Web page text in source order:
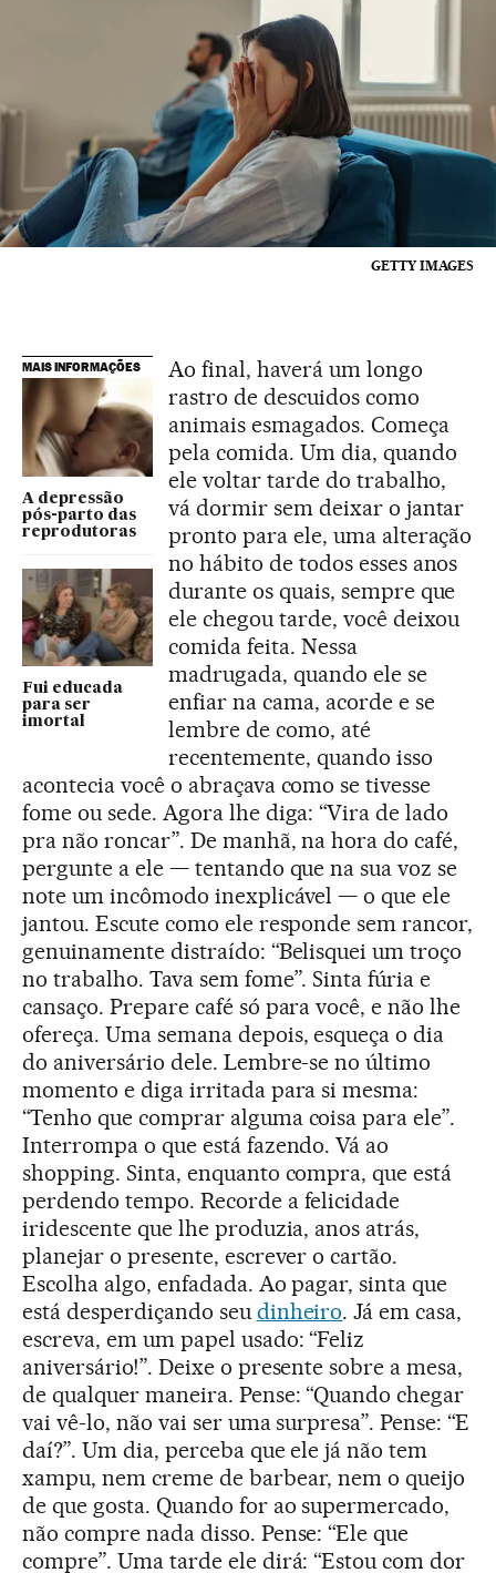
GETTY IMAGES
MAIS INFORMAÇÕES
A depressão
pós-parto das
reprodutoras
Fui educada
para ser
imortal
Ao final, haverá um longo
rastro de descuidos como
animais esmagados. Começa
pela comida. Um dia, quando
ele voltar tarde do trabalho,
vá dormir sem deixar o jantar
pronto para ele, uma alteração
no hábito de todos esses anos
durante os quais, sempre que
ele chegou tarde, você deixou
comida feita. Nessa
madrugada, quando ele se
enfiar na cama, acorde e se
lembre de como, até
recentemente, quando isso
acontecia você o abraçava como se tivesse
fome ou sede. Agora lhe diga: “Vira de lado
pra não roncar”. De manhã, na hora do café,
pergunte a ele — tentando que na sua voz se
note um incômodo inexplicável — o que ele
jantou. Escute como ele responde sem rancor,
genuinamente distraído: “Belisquei um troço
no trabalho. Tava sem fome”. Sinta fúria e
cansaço. Prepare café só para você, e não lhe
ofereça. Uma semana depois, esqueça o dia
do aniversário dele. Lembre-se no último
momento e diga irritada para si mesma:
“Tenho que comprar alguma coisa para ele”.
Interrompa o que está fazendo. Vá ao
shopping. Sinta, enquanto compra, que está
perdendo tempo. Recorde a felicidade
iridescente que lhe produzia, anos atrás,
planejar o presente, escrever o cartão.
Escolha algo, enfadada. Ao pagar, sinta que
está desperdiçando seu dinheiro. Já em casa,
escreva, em um papel usado: “Feliz
aniversário!”. Deixe o presente sobre a mesa,
de qualquer maneira. Pense: “Quando chegar
vai vê-lo, não vai ser uma surpresa”. Pense: “E
daí?”. Um dia, perceba que ele já não tem
xampu, nem creme de barbear, nem o queijo
de que gosta. Quando for ao supermercado,
não compre nada disso. Pense: “Ele que
compre”. Uma tarde ele dirá: “Estou com dor